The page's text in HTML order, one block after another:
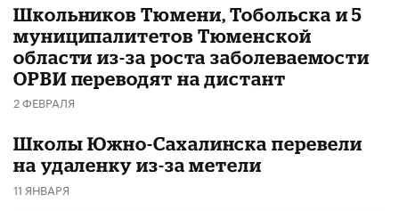
Школьников Тюмени, Тобольска и 5
муниципалитетов Тюменской
области из-за роста заболеваемости
ОРВИ переводят на дистант
2 ФЕВРАЛЯ
Школы Южно-Сахалинска перевели
на удаленку из-за метели
11 ЯНВАРЯ